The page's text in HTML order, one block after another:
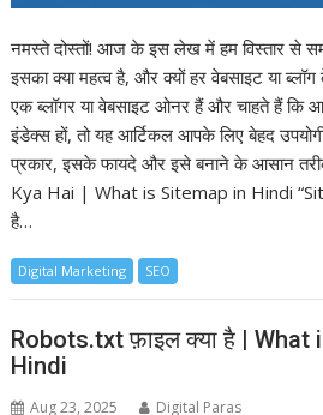
नमस्ते दोस्तों! आज के इस लेख में हम विस्तार से
इसका क्या महत्व है, और क्यों हर वेबसाइट या
एक ब्लॉगर या वेबसाइट ओनर हैं और चाहते हैं
इंडेक्स हों, तो यह आर्टिकल आपके लिए बेहद
प्रकार, इसके फायदे और इसे बनाने के आसान
Kya Hai | What is Sitemap in Hindi
है…
Digital Marketing SEO
Robots.txt फ़ाइल क्या है |
Hindi
Aug 23, 2025 Digital Paras